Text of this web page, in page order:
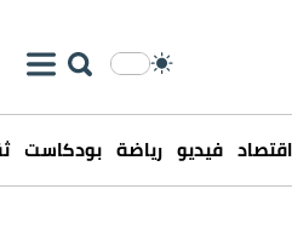
اقتصاد فيديو رياضة بودكاست